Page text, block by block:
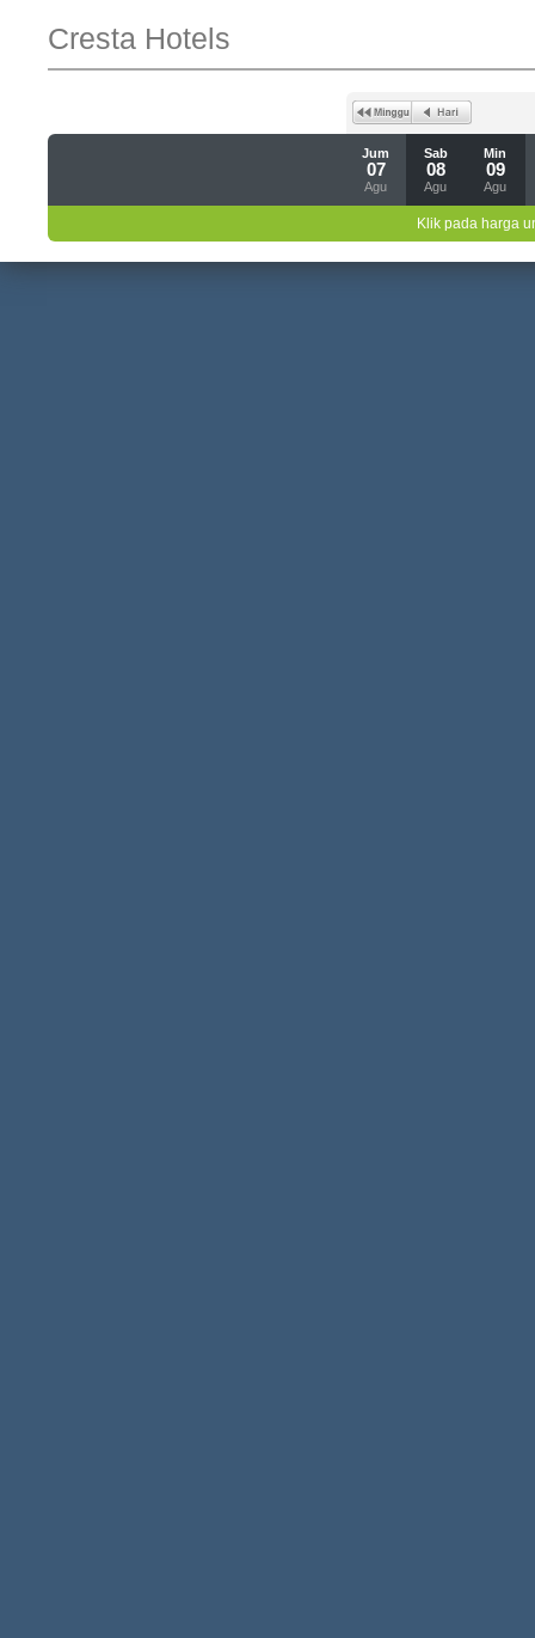
Cresta Hotels
Jum
07
Agu
Sab
08
Agu
Min
09
Agu
Klik pada harga